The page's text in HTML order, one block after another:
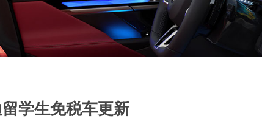
学生免税车更新